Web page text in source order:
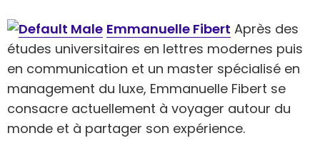
Emmanuelle Fibert Après des
études universitaires en lettres modernes puis
en communication et un master spécialisé en
management du luxe, Emmanuelle Fibert se
consacre actuellement à voyager autour du
monde et à partager son expérience.